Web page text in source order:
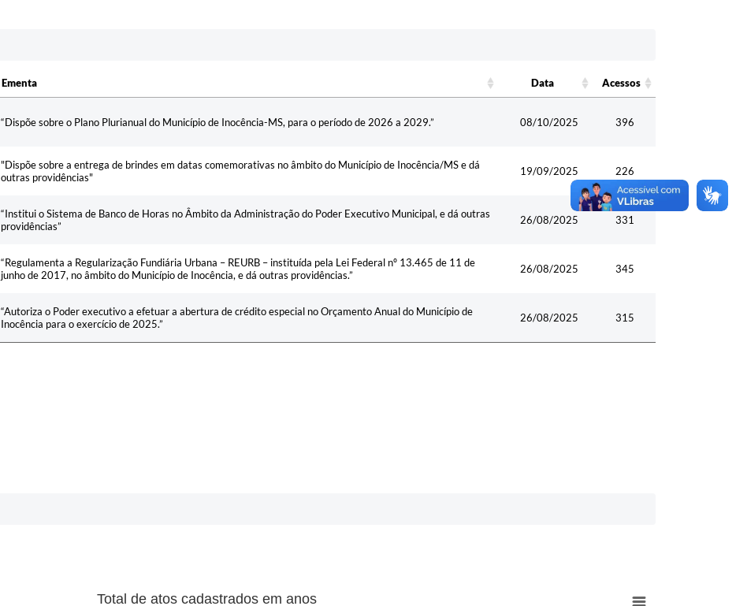
Ementa Data
Acessos
“Dispõe sobre o Plano Plurianual do Município de Inocência-MS, para o período de 2026 a 2029.” 08/10/2025 396
"Dispõe sobre a entrega de brindes em datas comemorativas no âmbito do Município de Inocência/MS e dá
outras providências"
19/09/2025 226
“Institui o Sistema de Banco de Horas no Âmbito da Administração do Poder Executivo Municipal, e dá outras
providências”
26/08/2025 331
“Regulamenta a Regularização Fundiária Urbana – REURB – instituída pela Lei Federal nº 13.465 de 11 de
junho de 2017, no âmbito do Município de Inocência, e dá outras providências.”
26/08/2025 345
“Autoriza o Poder executivo a efetuar a abertura de crédito especial no Orçamento Anual do Município de
Inocência para o exercício de 2025.”
26/08/2025 315
Total de atos cadastrados em anos